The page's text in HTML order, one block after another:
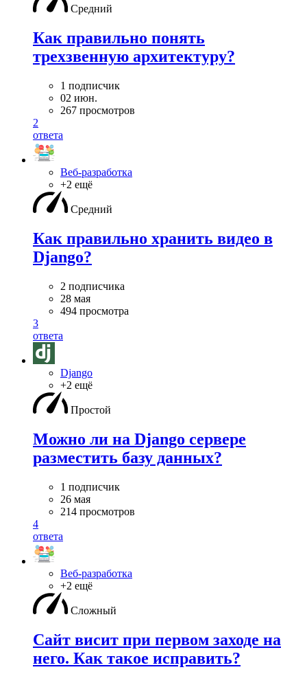
Средний
Как правильно понять
трехзвенную архитектуру?
1 подписчик
02 июн.
267 просмотров
2
ответа
Веб-разработка
+2 ещё
Средний
Как правильно хранить видео в
Django?
2 подписчика
28 мая
494 просмотра
3
ответа
Django
+2 ещё
Простой
Можно ли на Django сервере
разместить базу данных?
1 подписчик
26 мая
214 просмотров
4
ответа
Веб-разработка
+2 ещё
Сложный
Сайт висит при первом заходе на
него. Как такое исправить?